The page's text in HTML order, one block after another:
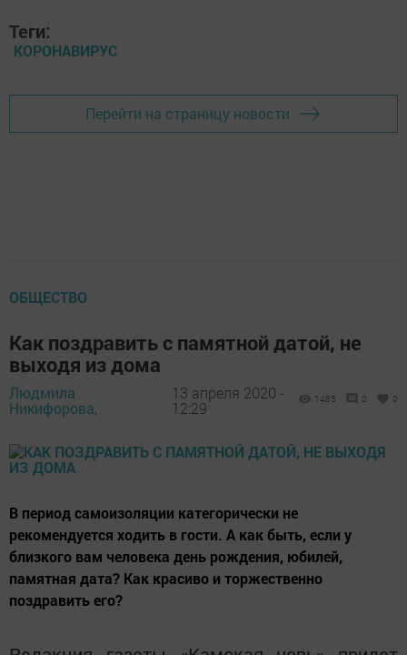
Теги:
КОРОНАВИРУС
Перейти на страницу новости
ОБЩЕСТВО
Как поздравить с памятной датой, не
выходя из дома
Людмила
Никифорова,
13 апреля 2020 -
12:29
1485 0 0
В период самоизоляции категорически не
рекомендуется ходить в гости. А как быть, если у
близкого вам человека день рождения, юбилей,
памятная дата? Как красиво и торжественно
поздравить его?